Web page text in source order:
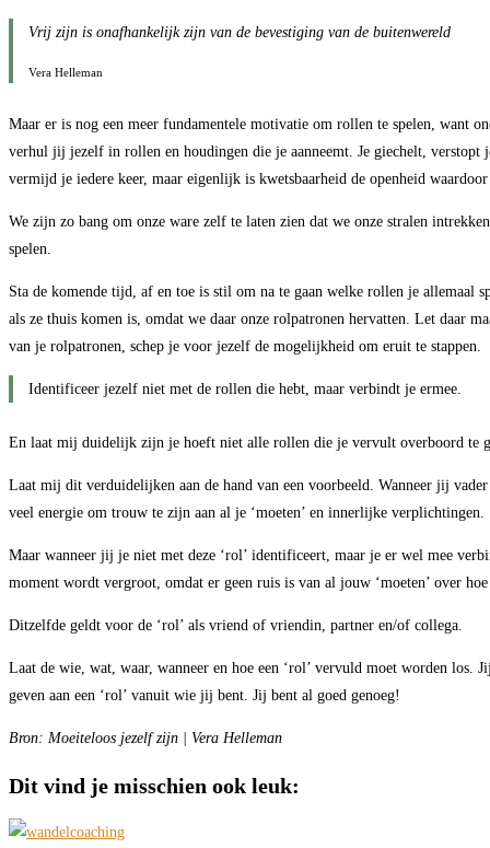
Vrij zijn is onafhankelijk zijn van de bevestiging van de buitenwereld
Vera Helleman
Maar er is nog een meer fundamentele motivatie om rollen te spelen,
verhul jij jezelf in rollen en houdingen die je aanneemt. Je giechelt,
vermijd je iedere keer, maar eigenlijk is kwetsbaarheid de openheid
We zijn zo bang om onze ware zelf te laten zien dat we onze stralen
spelen.
Sta de komende tijd, af en toe is stil om na te gaan welke rollen je allemaal
als ze thuis komen is, omdat we daar onze rolpatronen hervatten. Let daar
van je rolpatronen, schep je voor jezelf de mogelijkheid om eruit te stappen.
Identificeer jezelf niet met de rollen die hebt, maar verbindt je ermee.
En laat mij duidelijk zijn je hoeft niet alle rollen die je vervult overboord te
Laat mij dit verduidelijken aan de hand van een voorbeeld. Wanneer jij
veel energie om trouw te zijn aan al je ‘moeten’ en innerlijke verplichtingen.
Maar wanneer jij je niet met deze ‘rol’ identificeert, maar je er wel mee
moment wordt vergroot, omdat er geen ruis is van al jouw ‘moeten’ over
Ditzelfde geldt voor de ‘rol’ als vriend of vriendin, partner en/of collega.
Laat de wie, wat, waar, wanneer en hoe een ‘rol’ vervuld moet worden
geven aan een ‘rol’ vanuit wie jij bent. Jij bent al goed genoeg!
Bron: Moeiteloos jezelf zijn | Vera Helleman
Dit vind je misschien ook leuk: